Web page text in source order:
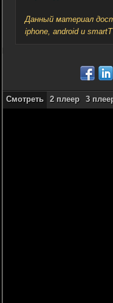
Данный материал
iphone, android и
Смотреть 2 плеер 3